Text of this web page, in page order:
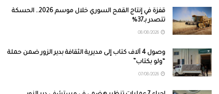
قفزة في إنتاج القمح السوري خلال موسم 2026.. الحسكة
تتصدر بـ37%
وصول 4 آلاف كتاب إلى مديرية الثقافة بدير الزور ضمن حملة
“ولو بكتاب”